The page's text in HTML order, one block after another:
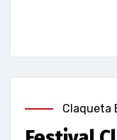
Claqueta